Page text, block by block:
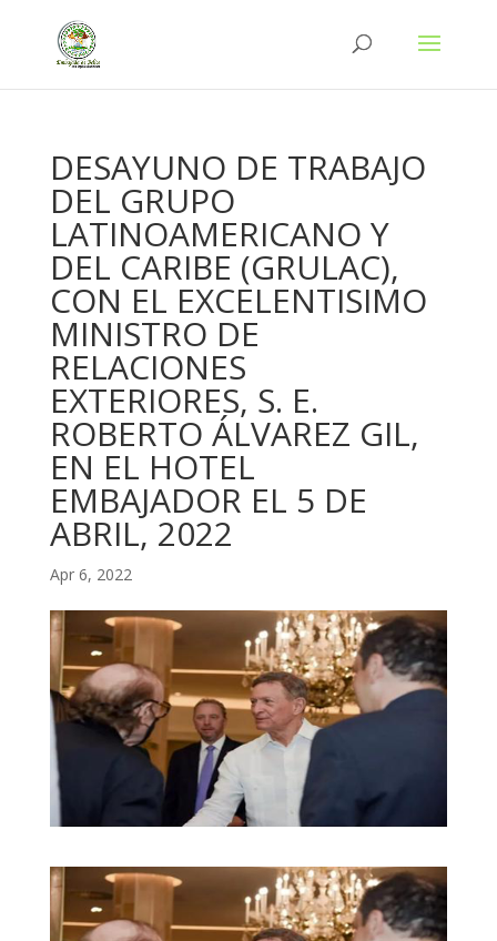
DESAYUNO DE TRABAJO
DEL GRUPO
LATINOAMERICANO Y
DEL CARIBE (GRULAC),
CON EL EXCELENTISIMO
MINISTRO DE
RELACIONES
EXTERIORES, S. E.
ROBERTO ÁLVAREZ GIL,
EN EL HOTEL
EMBAJADOR EL 5 DE
ABRIL, 2022
Apr 6, 2022